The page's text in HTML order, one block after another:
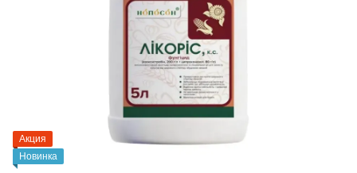
Акция
Новинка